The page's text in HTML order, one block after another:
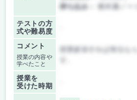
持ち込み：
教科書ノー
テストの方
式や難易度
コメント
授業の内容や
学べたこと
授業参加すれば単位も
授業を
受けた時期